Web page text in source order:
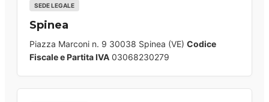
SEDE LEGALE
Spinea
Piazza Marconi n. 9 30038 Spinea (VE) Codice
Fiscale e Partita IVA 03068230279